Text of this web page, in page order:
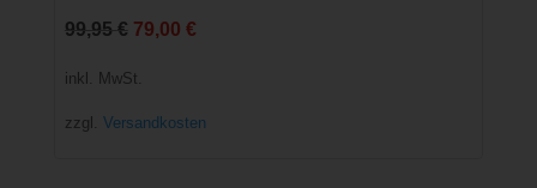
99,95 € Ursprünglicher
79,00 €Aktueller
inkl. MwSt.
zzgl. Versandkosten